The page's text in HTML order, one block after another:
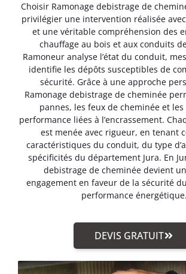
Choisir Ramonage debistrage de
privilégier une intervention réalisée
et une véritable compréhension des
chauffage au bois et aux conduits
Ramoneur analyse l’état du conduit,
identifie les dépôts susceptibles de
sécurité. Grâce à une approche
Ramonage debistrage de cheminée
pannes, les feux de cheminée et les
performance liées à l’encrassement.
est menée avec rigueur, en tenant
caractéristiques du conduit, du type
spécificités du département Jura. En
debistrage de cheminée devient
engagement en faveur de la sécurité
performance énergétique.
DEVIS GRATUIT